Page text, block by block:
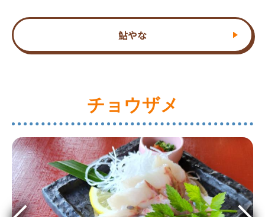
鮎やな
チョウザメ